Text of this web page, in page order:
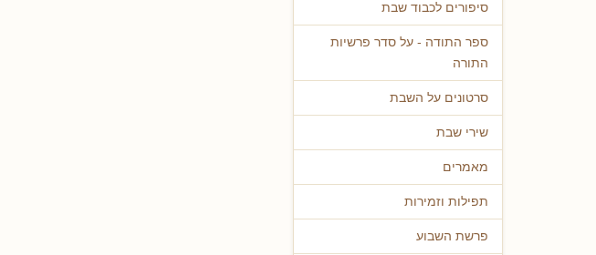
סיפורים לכבוד שבת
ספר התודה - על סדר פרשיות
התורה
סרטונים על השבת
שירי שבת
מאמרים
תפילות וזמירות
פרשת השבוע